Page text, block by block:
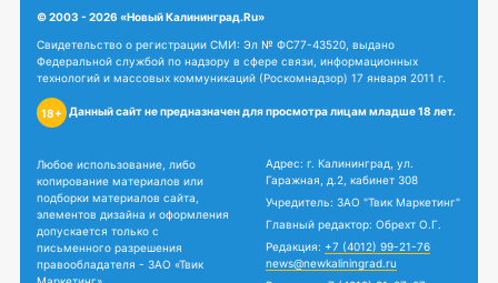
© 2003 - 2026 «Новый Калининград.Ru»
Свидетельство о регистрации СМИ: Эл № ФС77-43520, выдано
Федеральной службой по надзору в сфере связи, информационных
технологий и массовых коммуникаций (Роскомнадзор) 17 января 2011 г.
18+ Данный сайт не предназначен для просмотра лицам младше 18 лет.
Любое использование, либо
копирование материалов или
подборки материалов сайта,
элементов дизайна и оформления
допускается только с
письменного разрешения
правообладателя - ЗАО «Твик
Адрес: г. Калининград, ул.
Гаражная, д.2, кабинет 308
Учредитель: ЗАО "Твик Маркетинг"
Главный редактор: Обрехт О.Г.
Редакция: +7 (4012) 99-21-76
news@newkaliningrad.ru